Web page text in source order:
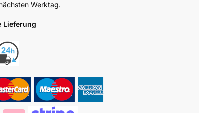
Werktag.
Lieferung